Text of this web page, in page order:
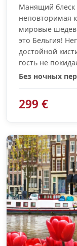
Манящий
неповторимая
мировые
это Бельгия!
достойной
гость не
Без ночных
299 €